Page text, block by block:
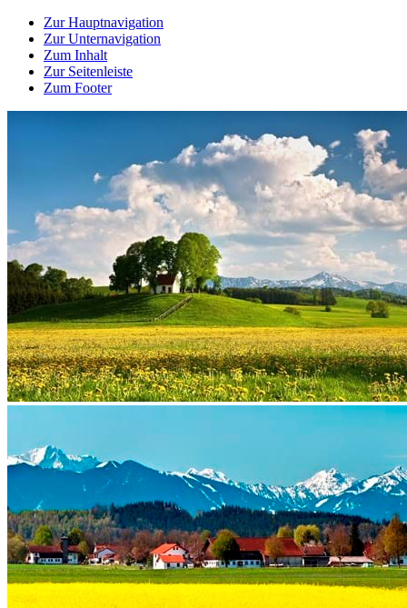
Zur Hauptnavigation
Zur Unternavigation
Zum Inhalt
Zur Seitenleiste
Zum Footer